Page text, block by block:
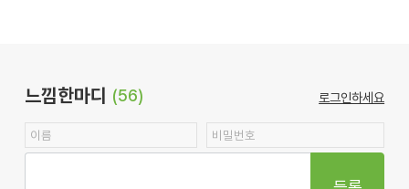
느낌한마디 (56) 로그인하세요